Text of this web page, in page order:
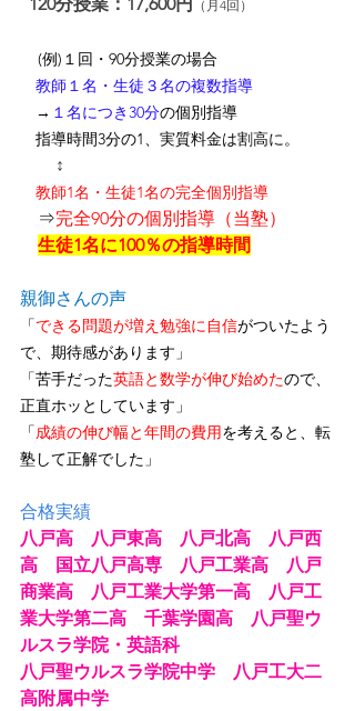
（月4回）
(例)１回・90分授業の場合
教師１名・生徒３名の複数指導
→ １名につき30分の個別指導
指導時間3分の1、 実質料金は割高に。
↕
教師1名・生徒1名の完全個別指導
⇒完全90分の個別指導（当塾）
生徒1名に100％の指導時間
親御さんの声
「できる問題が増え勉強に自信がついたよう
で、期待感があります」
「苦手だった英語と数学が伸び始めたので、
正直ホッとしています」
「成績の伸び幅と年間の費用を考えると、転
塾して正解でした」
合格実績
八戸高　八戸東高　八戸北高　八戸西
高　国立八戸高専　八戸工業高　八戸
商業高　八戸工業大学第一高　八戸工
業大学第二高　千葉学園高　八戸聖ウ
ルスラ学院・英語科
八戸聖ウルスラ学院中学　八戸工大二
高附属中学